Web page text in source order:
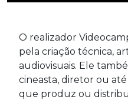
O realizador
pela criação técnica,
audiovisuais. Ele
cineasta, diretor ou
que produz ou distribui